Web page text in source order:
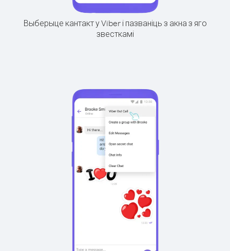
Выберыце кантакт у Viber і пазваніць з акна з яго
звесткамі